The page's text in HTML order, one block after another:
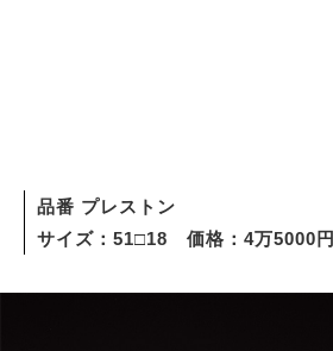
品番 プレストン
サイズ：51□18 価格：4万5000円